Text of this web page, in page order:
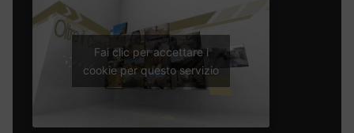
Fai clic per accettare i
cookie per questo servizio